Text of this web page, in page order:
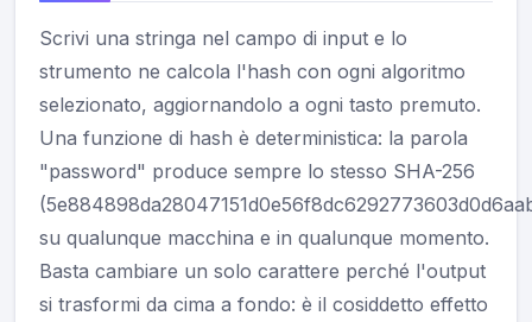
Scrivi una stringa nel campo di input e lo
strumento ne calcola l'hash con ogni algoritmo
selezionato, aggiornandolo a ogni tasto premuto.
Una funzione di hash è deterministica: la parola
"password" produce sempre lo stesso SHA-256
su qualunque macchina e in qualunque momento.
Basta cambiare un solo carattere perché l'output
si trasformi da cima a fondo: è il cosiddetto effetto